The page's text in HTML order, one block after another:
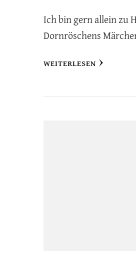
Ich bin gern allein zu
Dornröschens
WEITERLESEN